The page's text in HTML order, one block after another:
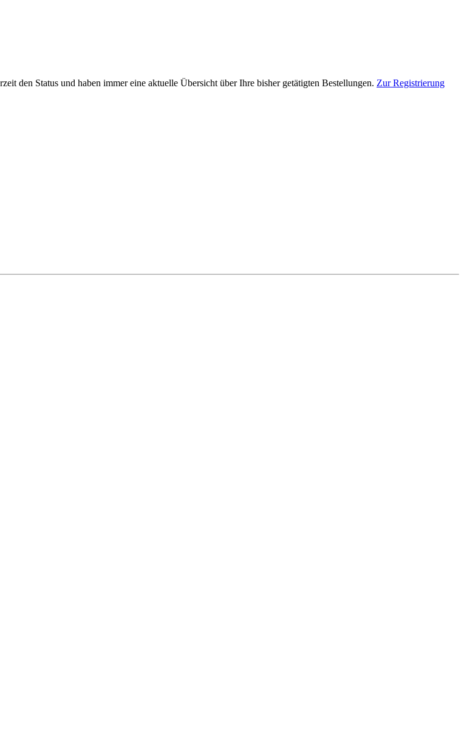
den Status und haben immer eine aktuelle Übersicht über Ihre bisher getätigten Bestellungen. Zur Registrierung